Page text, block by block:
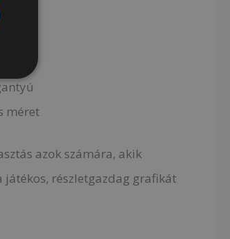
méret
azok számára, akik
játékos, részletgazdag grafikát